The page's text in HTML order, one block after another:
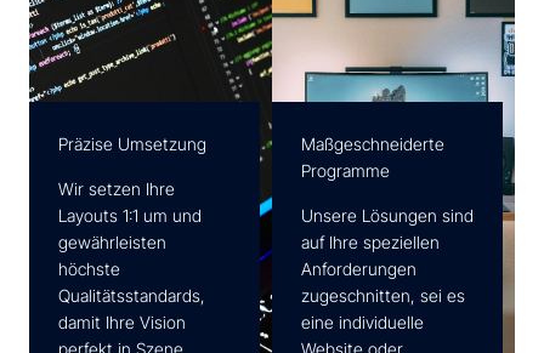
Präzise Umsetzung
Wir setzen Ihre
Layouts 1:1 um und
gewährleisten
höchste
Qualitätsstandards,
damit Ihre Vision
perfekt in Szene
Maßgeschneiderte
Programme
Unsere Lösungen sind
auf Ihre speziellen
Anforderungen
zugeschnitten, sei es
eine individuelle
Website oder